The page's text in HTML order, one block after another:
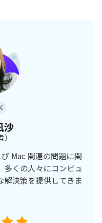
沙
Mac 関連の問題に関
多くの人々にコンピュ
解決策を提供してきま